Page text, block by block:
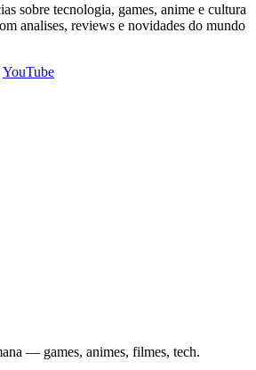
sobre tecnologia, games, anime e cultura
analises, reviews e novidades do mundo
YouTube
— games, animes, filmes, tech.